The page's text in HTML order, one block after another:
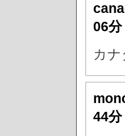
06分
カ
44分